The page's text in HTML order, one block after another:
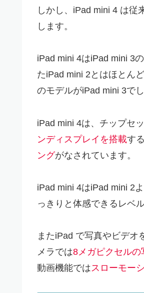
しかし、iPad mini 4 は従
します。
iPad mini 4はiPad mini 3
たiPad mini 2とはほとん
のモデルがiPad mini 3でし
iPad mini 4は、チップセ
ンディスプレイを搭載す
ングがなされています。
iPad mini 4はiPad mini 2
っきりと体感できるレベ
またiPad で写真やビデオ
メラでは8メガピクセルの
動画機能ではスローモー